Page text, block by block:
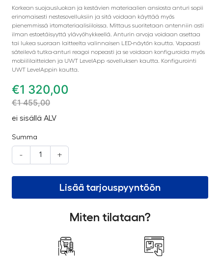
Korkean suojausluokan ja kestävien materiaalien ansiosta anturi sopii
erinomaisesti nestesovelluksiin ja sitä voidaan käyttää myös
pienemmissä irtomateriaalisiiloissa. Mittaus suoritetaan antenniin asti
ilman estoetäisyyttä ylävyöhykkeellä. Anturin arvoja voidaan asettaa
tai lukea suoraan laitteelta valinnaisen LED-näytön kautta. Vapaasti
säteilevä tutka-anturi reagoi nopeasti ja se voidaan konfiguroida myös
mobiililaitteiden ja UWT LevelApp -sovelluksen kautta. Konfigurointi
UWT LevelAppin kautta.
€1 320,00
€1 455,00
ei sisällä ALV
Summa
- +
Lisää tarjouspyyntöön
Miten tilataan?